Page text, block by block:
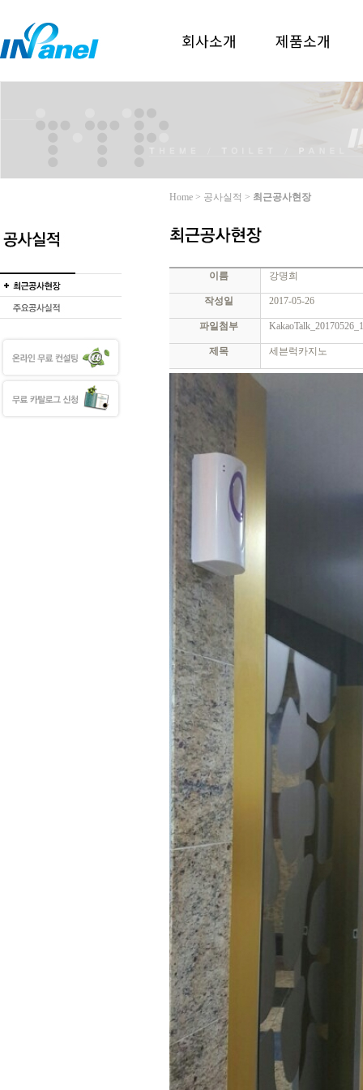
회사소개 제품소개
Home > 공사실적 > 최근공사현장
이름 강명희
작성일 2017-05-26
파일첨부
제목 세븐럭카지노